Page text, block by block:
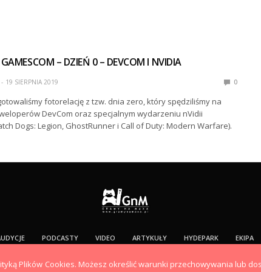
– DZIEŃ 0 – DEVCOM I NVIDIA
19 SIERPNIA 2019 0
fotorelację z tzw. dnia zero, który spędziliśmy na
DevCom oraz specjalnym wydarzeniu nVidii
Dogs: Legion, GhostRunner i Call of Duty: Modern Warfare).
PODCASTY VIDEO ARTYKUŁY HYDEPARK EKIPA
Plików Cookies. Możesz określić warunki przechowywania lub